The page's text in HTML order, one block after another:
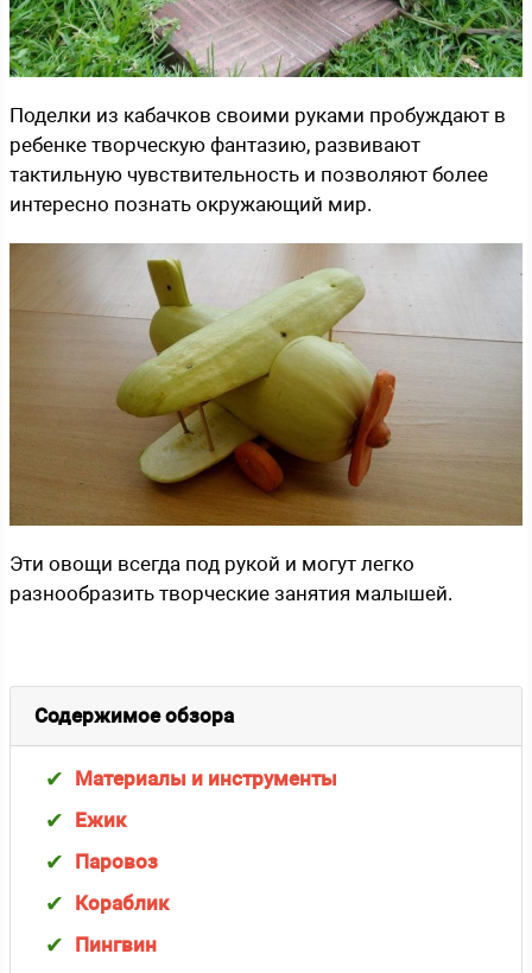
Поделки из кабачков своими руками пробуждают в
ребенке творческую фантазию, развивают
тактильную чувствительность и позволяют более
интересно познать окружающий мир.
Эти овощи всегда под рукой и могут легко
разнообразить творческие занятия малышей.
Содержимое обзора
Материалы и инструменты
Ежик
Паровоз
Кораблик
Пингвин